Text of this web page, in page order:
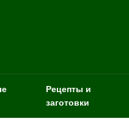
Рецепты и
заготовки